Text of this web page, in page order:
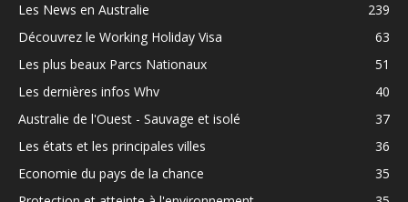
Les News en Australie
239
Découvrez le Working Holiday Visa
63
Les plus beaux Parcs Nationaux
51
Les dernières infos Whv
40
Australie de l'Ouest - Sauvage et isolé
37
Les états et les principales villes
36
Economie du pays de la chance
35